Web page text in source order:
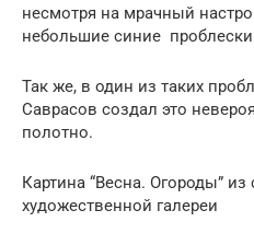
несмотря на мрачный
небольшие синие
Так же, в один из таких
Саврасов создал это
полотно.
Картина “Весна. Огороды”
художественной галереи